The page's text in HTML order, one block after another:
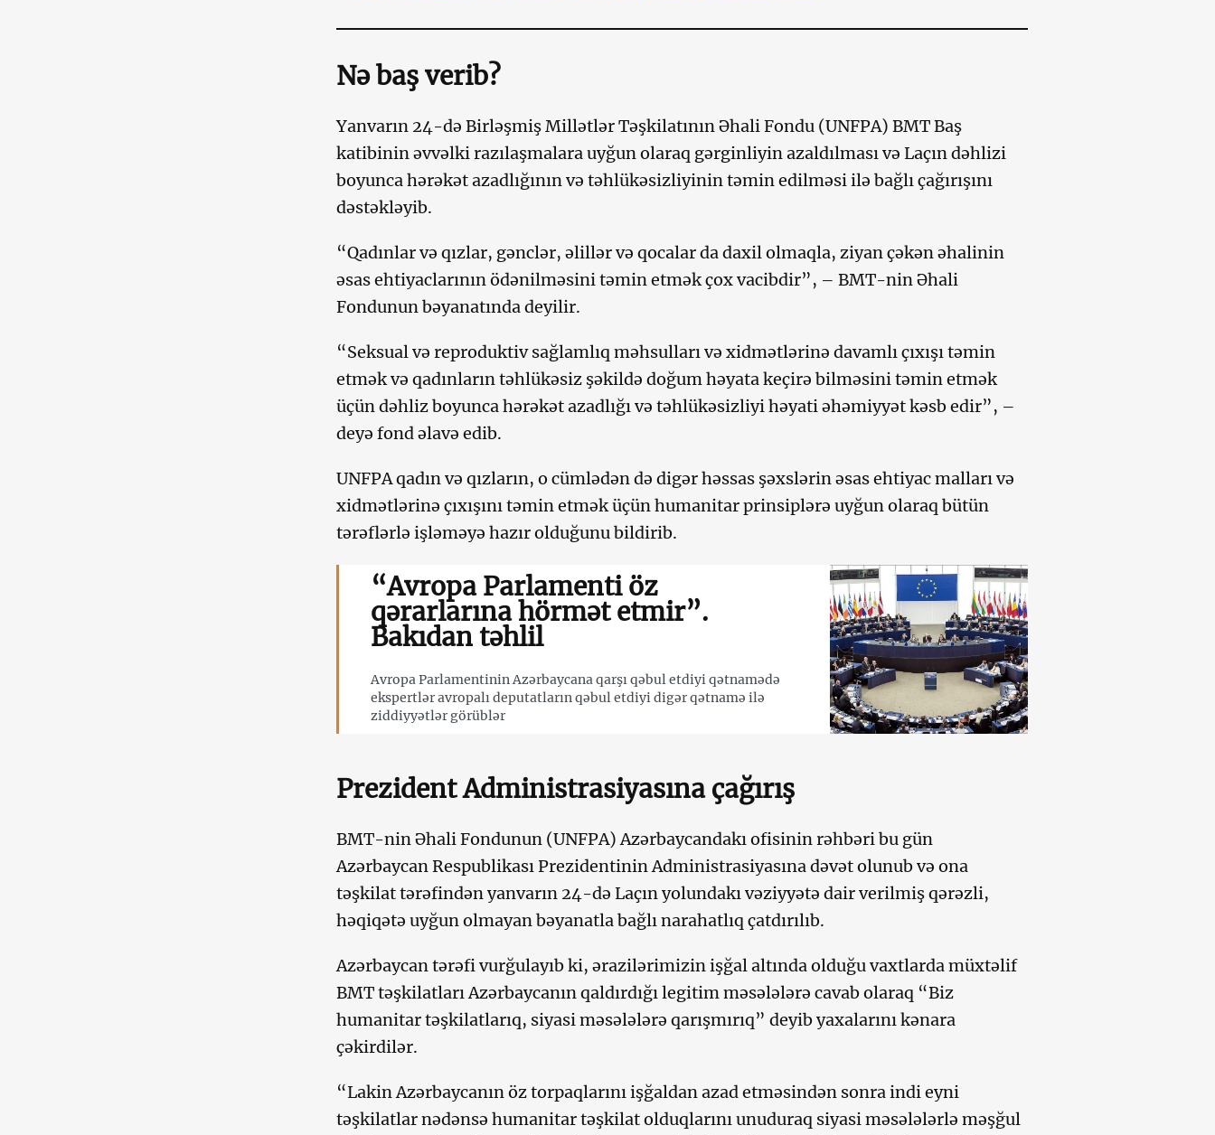
Nə baş verib?
Yanvarın 24-də Birləşmiş Millətlər Təşkilatının Əhali Fondu (UNFPA) BMT Baş
katibinin əvvəlki razılaşmalara uyğun olaraq gərginliyin azaldılması və Laçın dəhlizi
boyunca hərəkət azadlığının və təhlükəsizliyinin təmin edilməsi ilə bağlı çağırışını
dəstəkləyib.
“Qadınlar və qızlar, gənclər, əlillər və qocalar da daxil olmaqla, ziyan çəkən əhalinin
əsas ehtiyaclarının ödənilməsini təmin etmək çox vacibdir”, – BMT-nin Əhali
Fondunun bəyanatında deyilir.
“Seksual və reproduktiv sağlamlıq məhsulları və xidmətlərinə davamlı çıxışı təmin
etmək və qadınların təhlükəsiz şəkildə doğum həyata keçirə bilməsini təmin etmək
üçün dəhliz boyunca hərəkət azadlığı və təhlükəsizliyi həyati əhəmiyyət kəsb edir”, –
deyə fond əlavə edib.
UNFPA qadın və qızların, o cümlədən də digər həssas şəxslərin əsas ehtiyac malları və
xidmətlərinə çıxışını təmin etmək üçün humanitar prinsiplərə uyğun olaraq bütün
tərəflərlə işləməyə hazır olduğunu bildirib.
“Avropa Parlamenti öz
qərarlarına hörmət etmir”.
Bakıdan təhlil
Avropa Parlamentinin Azərbaycana qarşı qəbul etdiyi qətnamədə
ekspertlər avropalı deputatların qəbul etdiyi digər qətnamə ilə
ziddiyyətlər görüblər
Prezident Administrasiyasına çağırış
BMT-nin Əhali Fondunun (UNFPA) Azərbaycandakı ofisinin rəhbəri bu gün
Azərbaycan Respublikası Prezidentinin Administrasiyasına dəvət olunub və ona
təşkilat tərəfindən yanvarın 24-də Laçın yolundakı vəziyyətə dair verilmiş qərəzli,
həqiqətə uyğun olmayan bəyanatla bağlı narahatlıq çatdırılıb.
Azərbaycan tərəfi vurğulayıb ki, ərazilərimizin işğal altında olduğu vaxtlarda müxtəlif
BMT təşkilatları Azərbaycanın qaldırdığı legitim məsələlərə cavab olaraq “Biz
humanitar təşkilatlarıq, siyasi məsələlərə qarışmırıq” deyib yaxalarını kənara
çəkirdilər.
“Lakin Azərbaycanın öz torpaqlarını işğaldan azad etməsindən sonra indi eyni
təşkilatlar nədənsə humanitar təşkilat olduqlarını unuduraq siyasi məsələlərlə məşğul